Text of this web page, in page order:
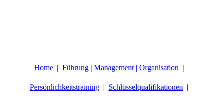
Home Führung | Management | Organisation
Persönlichkeitstraining Schlüsselqualifikationen